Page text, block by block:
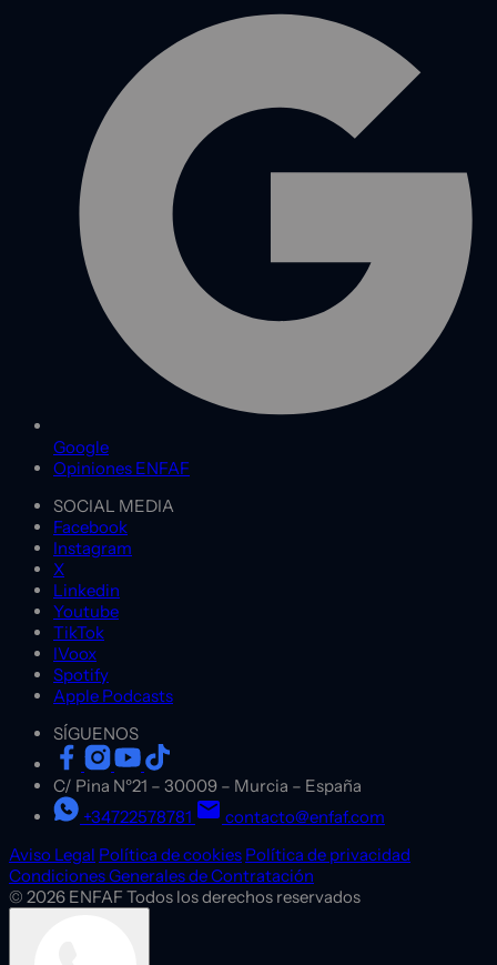
Google
Opiniones ENFAF
SOCIAL MEDIA
Facebook
Instagram
X
Linkedin
Youtube
TikTok
IVoox
Spotify
Apple Podcasts
SÍGUENOS
C/ Pina Nº21 – 30009 – Murcia – España
+34722578781
contacto@enfaf.com
Aviso Legal Política de cookies Política de privacidad
Condiciones Generales de Contratación
© 2026 ENFAF Todos los derechos reservados